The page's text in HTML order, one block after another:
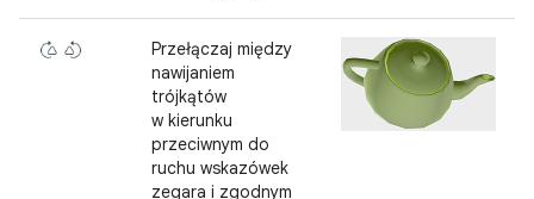
Przełączaj między
nawijaniem
trójkątów
w kierunku
przeciwnym do
ruchu wskazówek
zegara i zgodnym